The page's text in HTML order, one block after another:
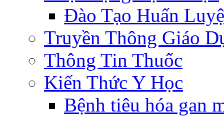
Đào Tạo Huấn
Truyền Thông Giáo
Thông Tin Thuốc
Kiến Thức Y Học
Bệnh tiêu hóa gan